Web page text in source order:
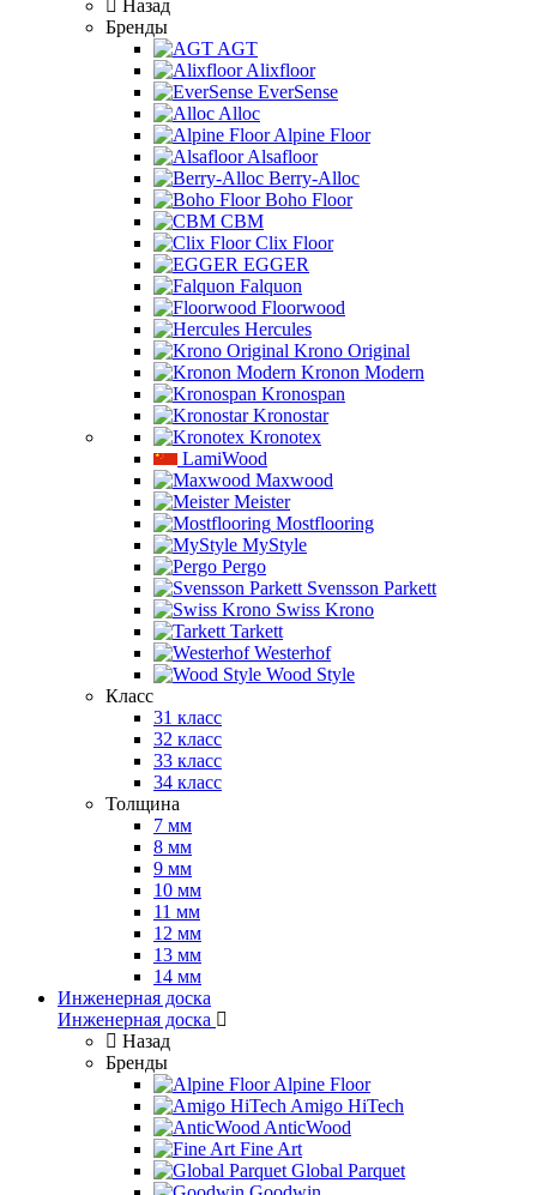
Назад
Бренды
AGT
Alixfloor
EverSense
Alloc
Alpine Floor
Alsafloor
Berry-Alloc
Boho Floor
CBM
Clix Floor
EGGER
Falquon
Floorwood
Hercules
Krono Original
Kronon Modern
Kronospan
Kronostar
Kronotex
LamiWood
Maxwood
Meister
Mostflooring
MyStyle
Pergo
Svensson Parkett
Swiss Krono
Tarkett
Westerhof
Wood Style
Класс
31 класс
32 класс
33 класс
34 класс
Толщина
7 мм
8 мм
9 мм
10 мм
11 мм
12 мм
13 мм
14 мм
Инженерная доска
Инженерная доска
Назад
Бренды
Alpine Floor
Amigo HiTech
AnticWood
Fine Art
Global Parquet